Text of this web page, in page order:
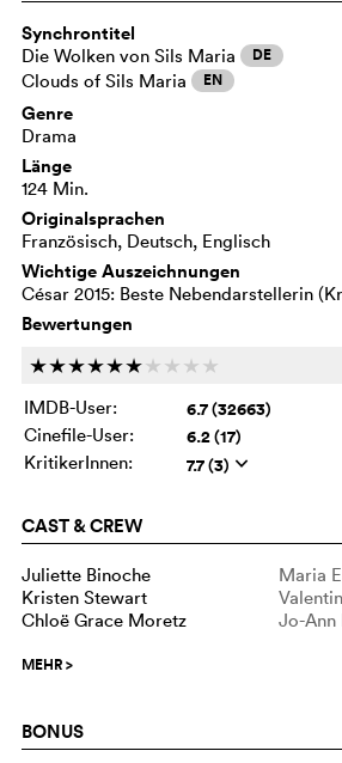
Synchrontitel
Die Wolken von Sils Maria DE
Clouds of Sils Maria EN
Genre
Drama
Länge
124 Min.
Originalsprachen
Französisch, Deutsch, Englisch
Wichtige Auszeichnungen
César 2015: Beste Nebendarstellerin
Bewertungen
cccccc c c c c
IMDB-User:
6.7 (32663)
Cinefile-User: 6.2 (17)
KritikerInnen: 7.7 (3) q
CAST & CREW
Juliette Binoche
Maria
Kristen Stewart
Chloë Grace Moretz
Jo-Ann
MEHR>
BONUS